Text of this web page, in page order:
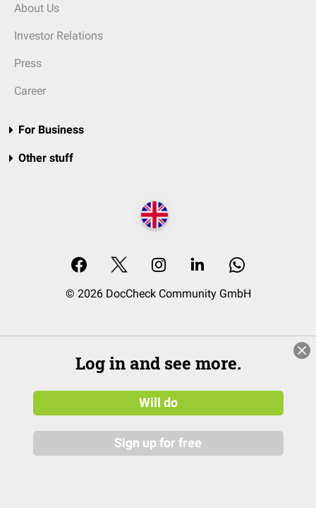
About Us
Investor Relations
Press
Career
For Business
Other stuff
© 2026 DocCheck Community GmbH
Log in and see more.
Will do
Sign up for free